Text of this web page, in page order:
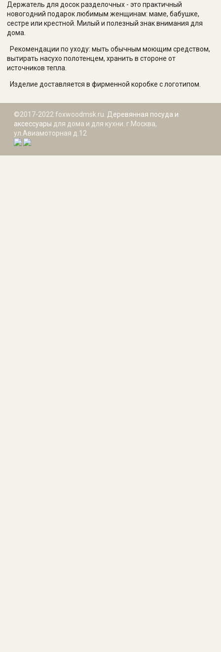
Держатель для досок разделочных - это практичный
новогодний подарок любимым женщинам: маме, бабушке,
сестре или крестной. Милый и полезный знак внимания для
дома.
Рекомендации по уходу: мыть обычным моющим средством,
вытирать насухо полотенцем, хранить в стороне от
источников тепла.
Изделие доставляется в фирменной коробке с логотипом.
©2017-2022 foxwoodmsk.ru. Деревянная посуда и
аксессуары для дома и для кухни. г.Москва,
ул.Авиамоторная д.12